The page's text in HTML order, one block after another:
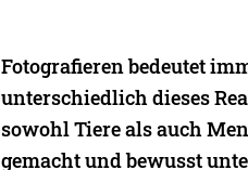
Fotografieren bedeutet
unterschiedlich dieses
sowohl Tiere als auch
gemacht und bewusst